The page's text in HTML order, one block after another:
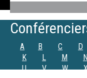
A B C D
K
L M N
U
V W